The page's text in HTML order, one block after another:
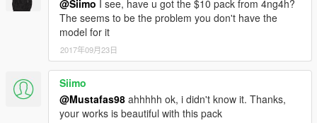
@Siimo I see, have u got the $10 pack from 4ng4h?
The seems to be the problem you don't have the
model for it
2017年09月23日
Siimo
@Mustafas98 ahhhhh ok, i didn't know it. Thanks,
your works is beautiful with this pack